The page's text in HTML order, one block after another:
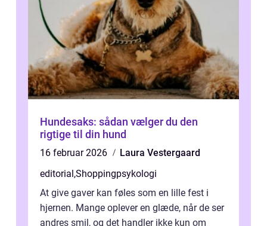
Hundesaks: sådan vælger du den
rigtige til din hund
16 februar 2026
Laura Vestergaard
editorial ,Shoppingpsykologi
At give gaver kan føles som en lille fest i
hjernen. Mange oplever en glæde, når de ser
andres smil, og det handler ikke kun om